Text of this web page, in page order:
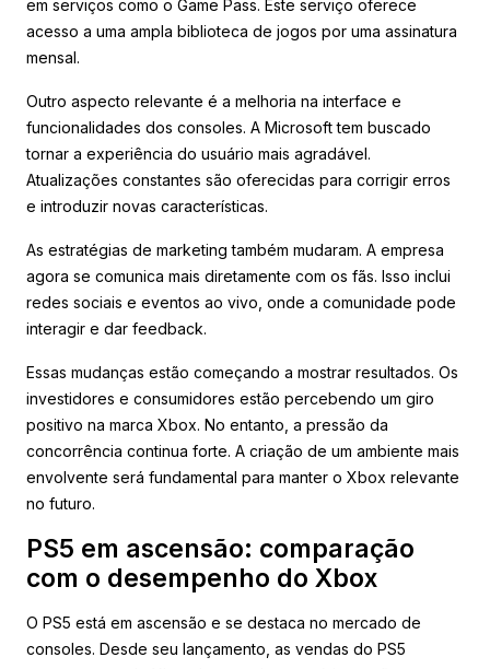
em serviços como o Game Pass. Este serviço oferece
acesso a uma ampla biblioteca de jogos por uma assinatura
mensal.
Outro aspecto relevante é a melhoria na interface e
funcionalidades dos consoles. A Microsoft tem buscado
tornar a experiência do usuário mais agradável.
Atualizações constantes são oferecidas para corrigir erros
e introduzir novas características.
As estratégias de marketing também mudaram. A empresa
agora se comunica mais diretamente com os fãs. Isso inclui
redes sociais e eventos ao vivo, onde a comunidade pode
interagir e dar feedback.
Essas mudanças estão começando a mostrar resultados. Os
investidores e consumidores estão percebendo um giro
positivo na marca Xbox. No entanto, a pressão da
concorrência continua forte. A criação de um ambiente mais
envolvente será fundamental para manter o Xbox relevante
no futuro.
PS5 em ascensão: comparação
com o desempenho do Xbox
O PS5 está em ascensão e se destaca no mercado de
consoles. Desde seu lançamento, as vendas do PS5